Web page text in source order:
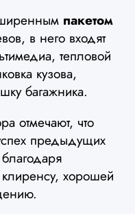
пакетом
в него входят
тепловой
кузова,
багажника.
отмечают, что
предыдущих
благодаря
хорошей